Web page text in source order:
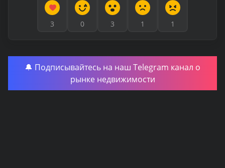
3 0 3 1 1
🔔 Подписывайтесь на наш Telegram канал о
рынке недвижимости